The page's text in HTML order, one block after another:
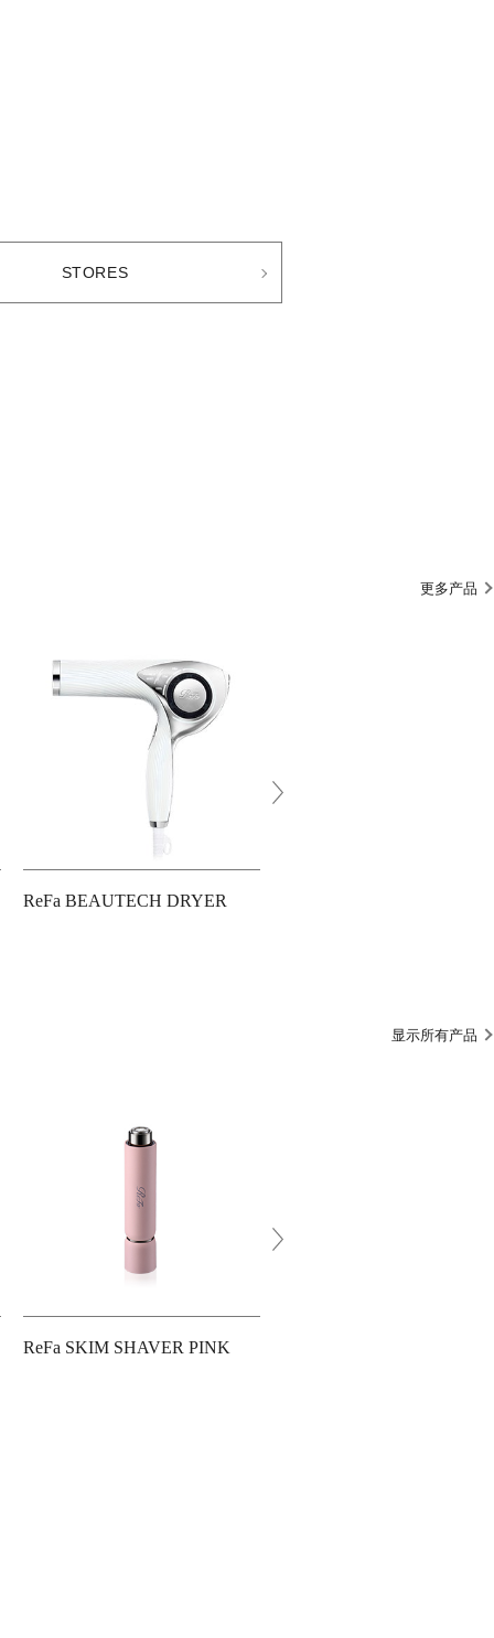
STORES
ReFa BEAUTECH DRYER
更多产品
ReFa SKIM SHAVER PINK
显示所有产品